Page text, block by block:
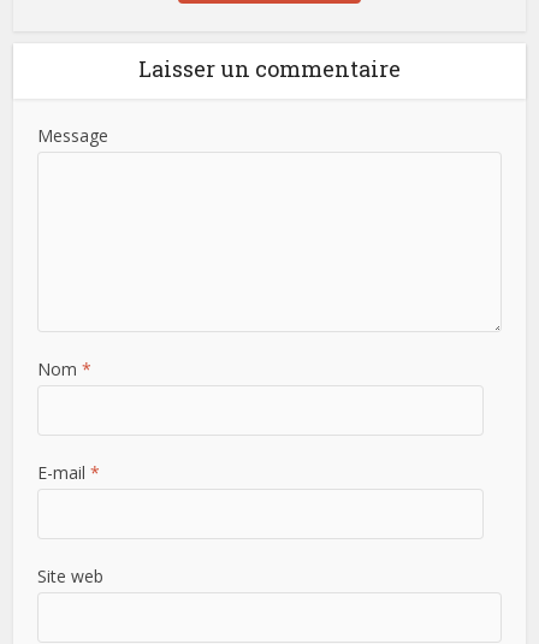
Laisser un commentaire
Message
Nom*
E-mail*
Site web